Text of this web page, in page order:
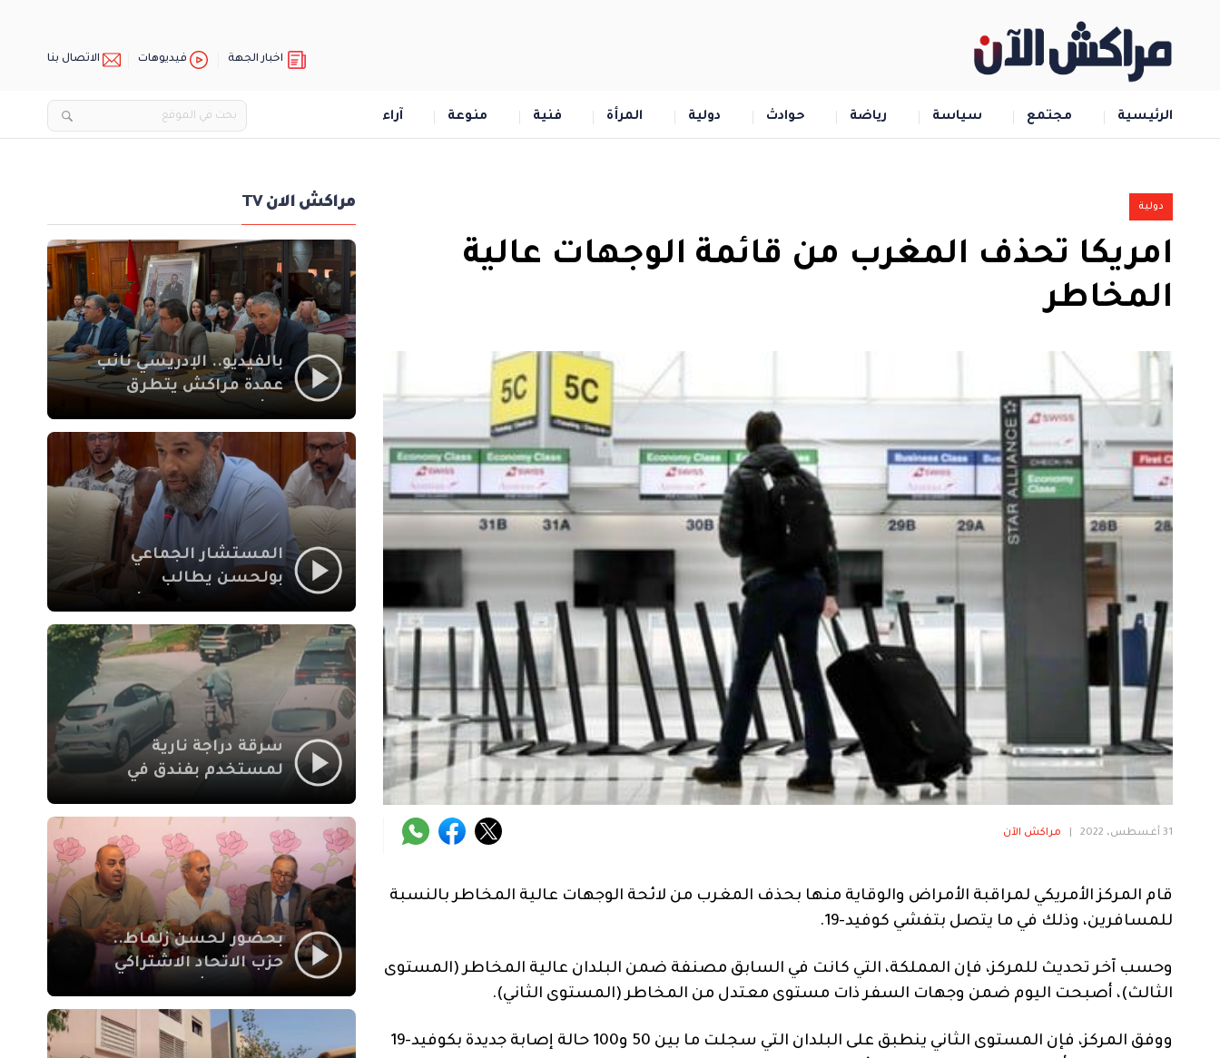
اخبار الجهة فيديوهات الاتصال بنا
الرئيسية مجتمع سياسة رياضة حوادث دولية المرأة فنية منوعة آراء
دولية
امريكا تحذف المغرب من قائمة الوجهات عالية
المخاطر
31 أغسطس، 2022 مراكش الآن
قام المركز الأمريكي لمراقبة الأمراض والوقاية منها بحذف المغرب من لائحة الوجهات عالية المخاطر بالنسبة
للمسافرين، وذلك في ما يتصل بتفشي كوفيد-19.
وحسب آخر تحديث للمركز، فإن المملكة، التي كانت في السابق مصنفة ضمن البلدان عالية المخاطر (المستوى
الثالث)، أصبحت اليوم ضمن وجهات السفر ذات مستوى معتدل من المخاطر (المستوى الثاني).
ووفق المركز، فإن المستوى الثاني ينطبق على البلدان التي سجلت ما بين 50 و100 حالة إصابة جديدة بكوفيد-19
مراكش الان TV
بالفيديو.. الإدريسي نائب
عمدة مراكش يتطرق
الاجتماعي في نقل
المحطة الطرقية إلى
العزوزية
المستشار الجماعي
بولحسن يطالب
أشغال شارع علال
الفاسي بمراكش
سرقة دراجة نارية
لمستخدم بفندق في
بمراكش
بحضور لحسن زلماط..
حزب الاتحاد الاشتراكي
مقراً بمقاطعة سيدي
يوسف بن علي مراكش